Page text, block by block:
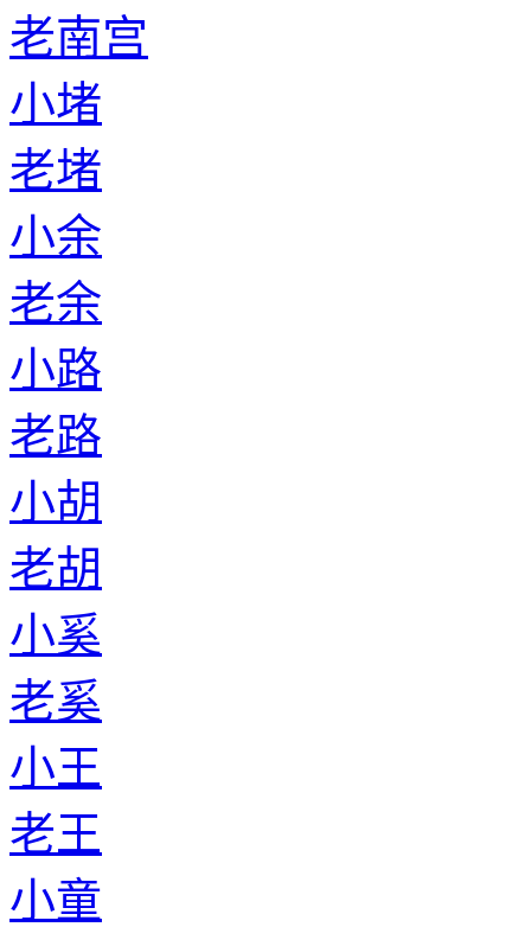
老南宫
小堵
老堵
小余
老余
小路
老路
小胡
老胡
小奚
老奚
小王
老王
小童